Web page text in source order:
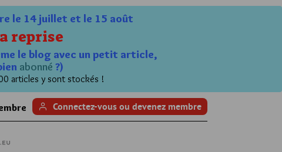
le 14 juillet et le 15 août
reprise
le blog avec un petit article,
abonné ?)
articles y sont stockés !
Connectez-vous ou devenez membre